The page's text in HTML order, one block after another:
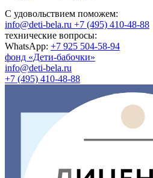
С удовольствием поможем:
info@deti-bela.ru +7 (495) 410-48-88
технические вопросы:
WhatsApp: +7 925 504-58-94
фонд «Дети-бабочки»
info@deti-bela.ru
+7 (495) 410-48-88